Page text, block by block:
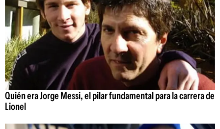
Quién era Jorge Messi, el pilar fundamental para la carrera de
Lionel